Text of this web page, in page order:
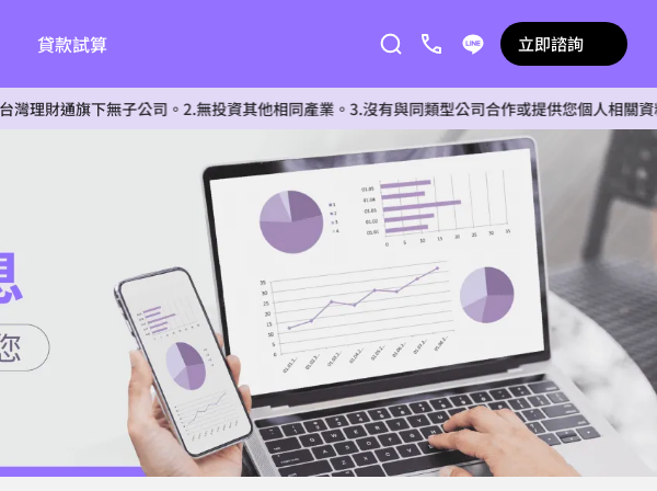
貸款試算 立即諮詢
下無子公司。2.無投資其他相同產業。3.沒有與同類型公司合作或提供您個人相關資料給任